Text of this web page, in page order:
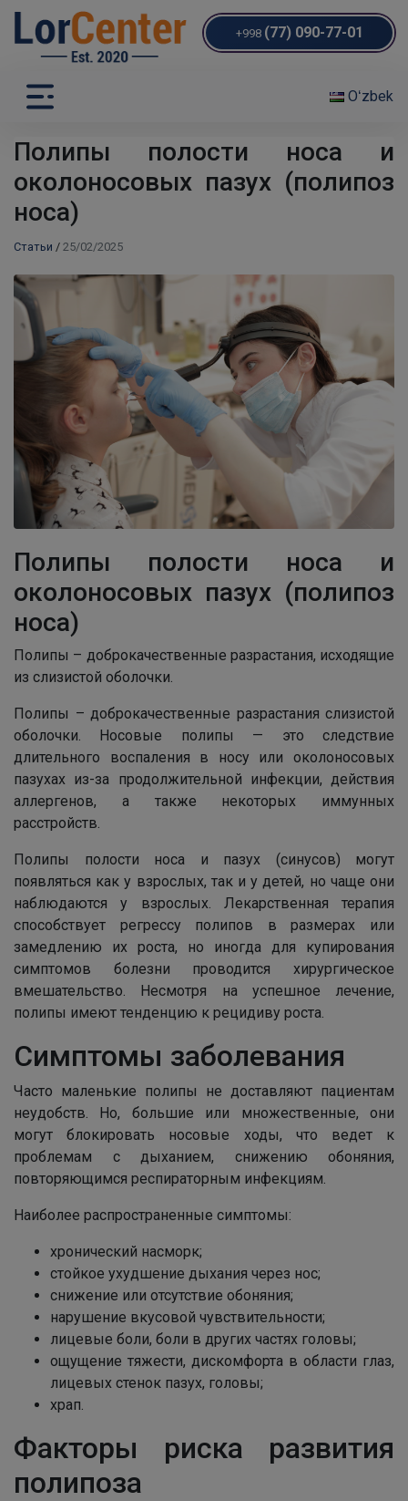
+998 (77) 090-77-01
Oʻzbek
Полипы полости носа и
околоносовых пазух (полипоз
носа)
Статьи / 25/02/2025
Полипы полости носа и
околоносовых пазух (полипоз
носа)
Полипы – доброкачественные разрастания, исходящие
из слизистой оболочки.
Полипы – доброкачественные разрастания слизистой
оболочки. Носовые полипы — это следствие
длительного воспаления в носу или околоносовых
пазухах из-за продолжительной инфекции, действия
аллергенов, а также некоторых иммунных
расстройств.
Полипы полости носа и пазух (синусов) могут
появляться как у взрослых, так и у детей, но чаще они
наблюдаются у взрослых. Лекарственная терапия
способствует регрессу полипов в размерах или
замедлению их роста, но иногда для купирования
симптомов болезни проводится хирургическое
вмешательство. Несмотря на успешное лечение,
полипы имеют тенденцию к рецидиву роста.
Симптомы заболевания
Часто маленькие полипы не доставляют пациентам
неудобств. Но, большие или множественные, они
могут блокировать носовые ходы, что ведет к
проблемам с дыханием, снижению обоняния,
повторяющимся респираторным инфекциям.
Наиболее распространенные симптомы:
хронический насморк;
стойкое ухудшение дыхания через нос;
снижение или отсутствие обоняния;
нарушение вкусовой чувствительности;
лицевые боли, боли в других частях головы;
ощущение тяжести, дискомфорта в области глаз,
лицевых стенок пазух, головы;
храп.
Факторы риска развития
полипоза